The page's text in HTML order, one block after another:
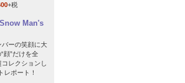
+税
Man's
バーの笑顔に大
”だけを全
レクションし
レポート！